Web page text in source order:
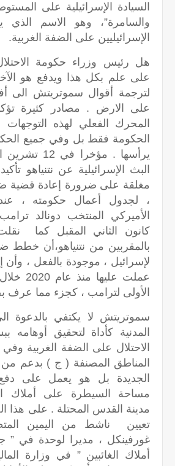
السيادة الإسرائيلية على
والسامرة”، وهو الاسم الذي
الإسرائيليين على الضفة الغربية.
هل رئيس وزراء حكومة الاحتلال
على علم بكل هذا ويدفع هو
لترجمة أقوال سموتريتش الى
على الارض . مصادر كثيرة
المحرك الفعلي لهذه
الحكومة فقط بل وفي جميع
يرأسها .
البث الإسرائيلية عن نتنياهو
مغلقة على ضرورة إعادة قضية
، لجدول أعمال حكومته ،
كانون الثاني المقبل كما
بالمقربين من نتنياهو،أن خطط
لإسرائيل ، موجودة بالفعل ،
عملت
الأولى لترامب ، كجزء مما عرف
سموتريتش لا يكتفي بالدعوة
المدنية كأداة لتحقيق أوهامه
الاحتلال على الضفة الغربية
المناطق المصنفة ( ج ) بدعم من
الجديدة بل هو يعمل على
مساحة السيطرة على أملاك
مدينة القدس المحتلة . على هذا
تعيين ناشط من اليمين
غورفينكل ، مديرا لوحدة في ”
أملاك الغائبين ” في وزارة